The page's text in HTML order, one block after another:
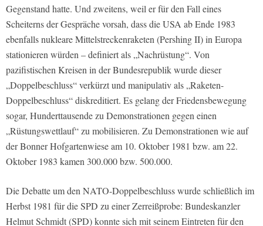
Gegenstand hatte. Und zweitens, weil er für den Fall eines
Scheiterns der Gespräche vorsah, dass die USA ab Ende 1983
ebenfalls nukleare Mittelstreckenraketen (Pershing II) in Europa
stationieren würden – definiert als „Nachrüstung“. Von
pazifistischen Kreisen in der Bundesrepublik wurde dieser
„Doppelbeschluss“ verkürzt und manipulativ als „Raketen-
Doppelbeschluss“ diskreditiert. Es gelang der Friedensbewegung
sogar, Hunderttausende zu Demonstrationen gegen einen
„Rüstungswettlauf“ zu mobilisieren. Zu Demonstrationen wie auf
der Bonner Hofgartenwiese am 10. Oktober 1981 bzw. am 22.
Oktober 1983 kamen 300.000 bzw. 500.000.
Die Debatte um den NATO-Doppelbeschluss wurde schließlich im
Herbst 1981 für die SPD zu einer Zerreißprobe: Bundeskanzler
Helmut Schmidt (SPD) konnte sich mit seinem Eintreten für den